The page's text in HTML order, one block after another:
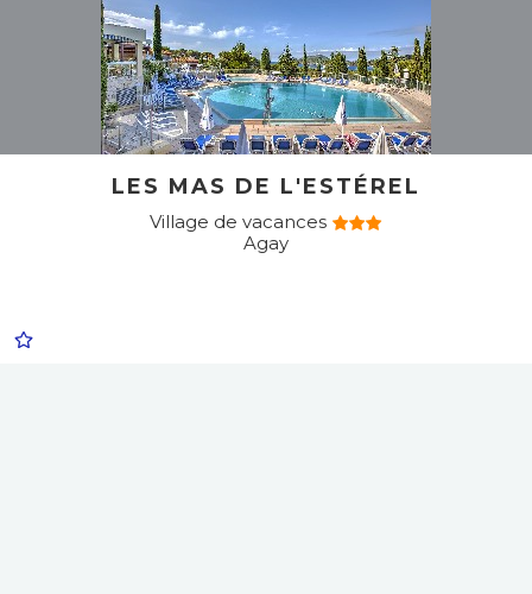
LES MAS DE L'ESTÉREL
Village de vacances
Agay